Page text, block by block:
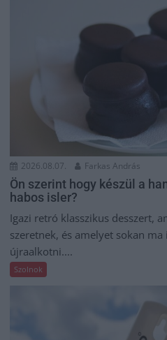
2026.08.07. Farkas András
Ön szerint hogy készül a
habos isler?
Igazi retró klasszikus desszert,
szeretnek, és amelyet sokan
újraalkotni....
Szolnok